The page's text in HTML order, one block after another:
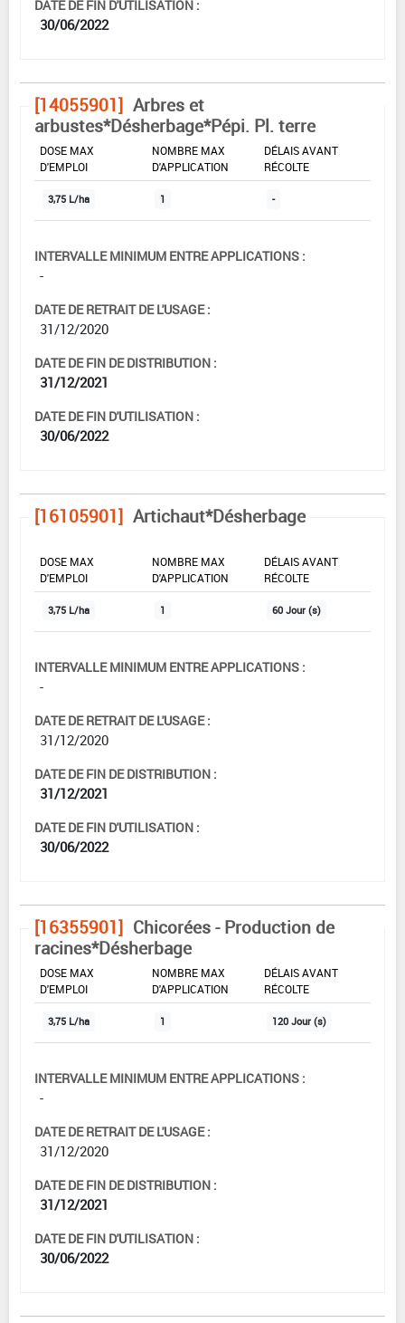
DATE DE FIN D'UTILISATION :
30/06/2022
[14055901] Arbres et
arbustes*Désherbage*Pépi. Pl. terre
DOSE MAX
D'EMPLOI
NOMBRE MAX
D'APPLICATION
DÉLAIS AVANT
RÉCOLTE
3,75 L/ha 1 -
INTERVALLE MINIMUM ENTRE APPLICATIONS :
-
DATE DE RETRAIT DE L'USAGE :
31/12/2020
DATE DE FIN DE DISTRIBUTION :
31/12/2021
DATE DE FIN D'UTILISATION :
30/06/2022
[16105901] Artichaut*Désherbage
DOSE MAX
D'EMPLOI
NOMBRE MAX
D'APPLICATION
DÉLAIS AVANT
RÉCOLTE
3,75 L/ha 1 60 Jour (s)
INTERVALLE MINIMUM ENTRE APPLICATIONS :
-
DATE DE RETRAIT DE L'USAGE :
31/12/2020
DATE DE FIN DE DISTRIBUTION :
31/12/2021
DATE DE FIN D'UTILISATION :
30/06/2022
[16355901] Chicorées - Production de
racines*Désherbage
DOSE MAX
D'EMPLOI
NOMBRE MAX
D'APPLICATION
DÉLAIS AVANT
RÉCOLTE
3,75 L/ha 1 120 Jour (s)
INTERVALLE MINIMUM ENTRE APPLICATIONS :
-
DATE DE RETRAIT DE L'USAGE :
31/12/2020
DATE DE FIN DE DISTRIBUTION :
31/12/2021
DATE DE FIN D'UTILISATION :
30/06/2022